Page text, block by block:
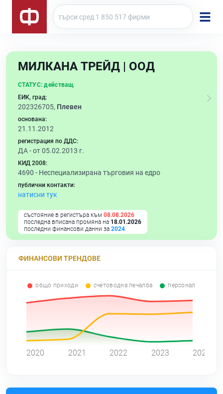
МИЛКАНА ТРЕЙД | ООД
СТАТУС: действащ
ЕИК, град:
202326705, Плевен
основана:
21.11.2012
регистрация по ДДС:
ДА - от 05.02.2013 г.
КИД 2008:
4690 - Неспециализирана търговия на едро
публични контакти:
натисни тук
състояние в регистъра към 08.08.2026
последна вписана промяна на 18.01.2026
последни финансови данни за 2024
ФИНАНСОВИ ТРЕНДОВЕ
общо приходи счетоводна печалба персонал
2020 2021 2022 2023 2024